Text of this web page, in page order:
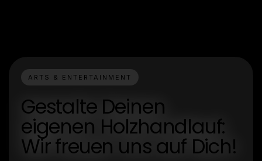
ARTS & ENTERTAINMENT
Gestalte Deinen
eigenen Holzhandlauf:
Wir freuen uns auf Dich!